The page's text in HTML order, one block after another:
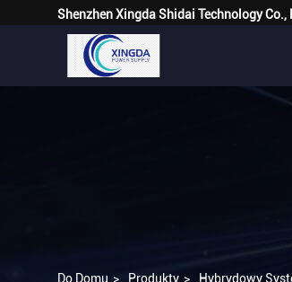
Shenzhen Xingda Shidai Technology Co.,
Do Domu > Produkty > Hybrydowy